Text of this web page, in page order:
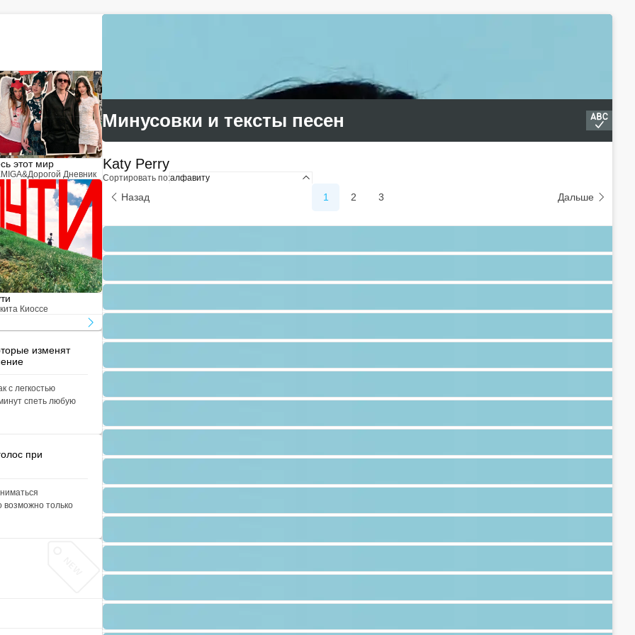
этот мир
&Дорогой Дневник
Киоссе
изменят
с легкостью
спеть любую
при
возможно только
Минусовки и тексты песен
Katy Perry
Сортировать по:алфавиту
Назад 1 2 3 Дальше